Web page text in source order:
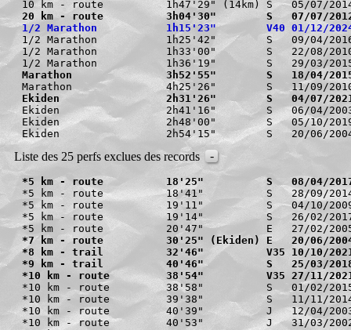
20 km - route          3h04'30"        S   07/07/
1/2 Marathon           1h15'23"        V40 01/12/
1/2 Marathon           1h25'42"        S   09/04/
1/2 Marathon           1h33'00"        S   22/08/2010
Marathon               3h52'55"        S   18/04/
Ekiden                 2h31'26"        S   04/07/
Ekiden                 2h41'16"        S   06/04/
Ekiden                 2h48'00"        S   05/10/
Liste des 25 perfs exclues des records -
*5 km - route          18'25"          S   08/04/
*5 km - route          18'41"          S   28/09/
*5 km - route          19'11"          S   04/10/
*5 km - route          19'14"          S   26/02/
*7 km - route          30'25" (Ekiden) E   20/06/
*8 km - trail          32'46"          V35 10/10/
*9 km - trail          40'46"          S   25/03/
*10 km - route         38'54"          V35 27/11/
*10 km - route         38'58"          S   01/02/
*10 km - route         39'38"          S   11/11/
*10 km - route         40'39"          J   12/04/
*10 km - route         40'53"          J   31/03/2002